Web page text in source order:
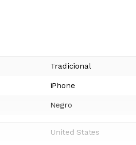
Tradicional
iPhone
Negro
United States